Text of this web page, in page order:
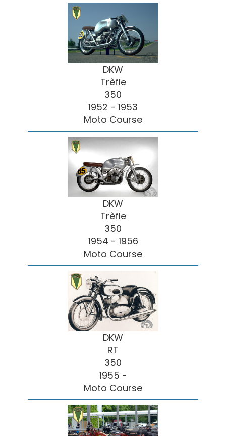
DKW
Trèfle
350
1952 - 1953
Moto Course
DKW
Trèfle
350
1954 - 1956
Moto Course
DKW
RT
350
1955 -
Moto Course